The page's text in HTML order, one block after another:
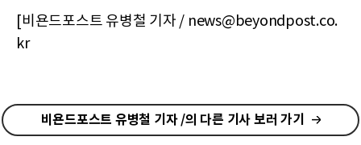
[비욘드포스트 유병철 기자 / news@beyondpost.co.
kr
비욘드포스트 유병철 기자 /의 다른 기사 보러 가기